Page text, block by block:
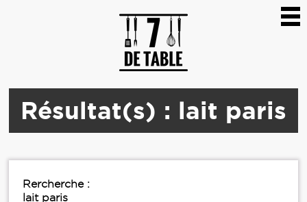
Résultat(s) : lait paris
Rercherche :
lait paris